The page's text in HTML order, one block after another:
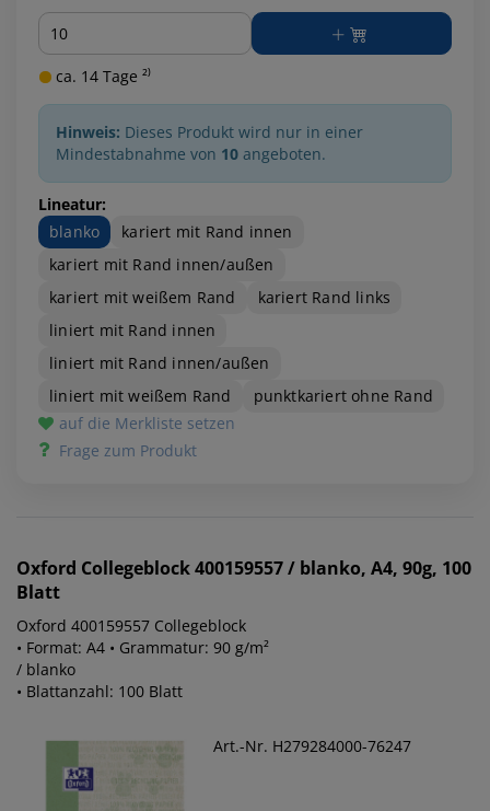
Menge
ca. 14 Tage ²⁾
Hinweis: Dieses Produkt wird nur in einer
Mindestabnahme von 10 angeboten.
Lineatur:
blanko
kariert mit Rand innen
kariert mit Rand innen/außen
kariert mit weißem Rand
kariert Rand links
liniert mit Rand innen
liniert mit Rand innen/außen
liniert mit weißem Rand
punktkariert ohne Rand
auf die Merkliste setzen
Frage zum Produkt
Oxford Collegeblock 400159557 / blanko, A4, 90g, 100
Blatt
Oxford 400159557 Collegeblock
• Format: A4 • Grammatur: 90 g/m²
/ blanko
• Blattanzahl: 100 Blatt
Art.-Nr. H279284000-76247